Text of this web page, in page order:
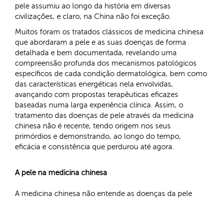
pele assumiu ao longo da história em diversas
civilizações, e claro, na China não foi exceção.
Muitos foram os tratados clássicos de medicina chinesa
que abordaram a pele e as suas doenças de forma
detalhada e bem documentada, revelando uma
compreensão profunda dos mecanismos patológicos
específicos de cada condição dermatológica, bem como
das características energéticas nela envolvidas,
avançando com propostas terapêuticas eficazes
baseadas numa larga experiência clínica. Assim, o
tratamento das doenças de pele através da medicina
chinesa não é recente, tendo origem nos seus
primórdios e demonstrando, ao longo do tempo,
eficácia e consistência que perdurou até agora.
A pele na medicina chinesa
A medicina chinesa não entende as doenças da pele